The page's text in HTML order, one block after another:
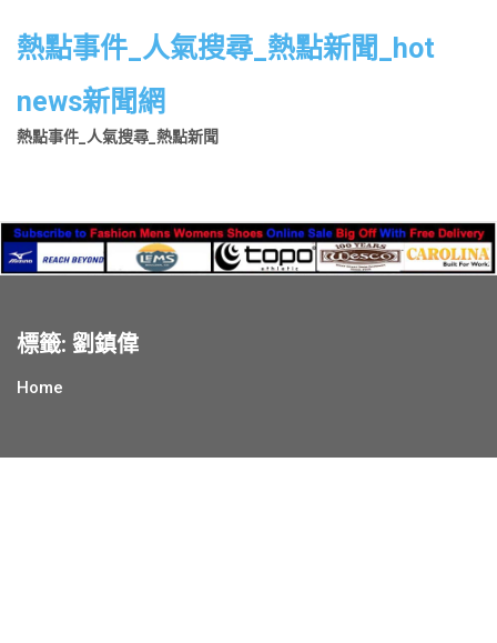
熱點事件_人氣搜尋_熱點新聞_hot
news新聞網
熱點事件_人氣搜尋_熱點新聞
標籤: 劉鎮偉
Home